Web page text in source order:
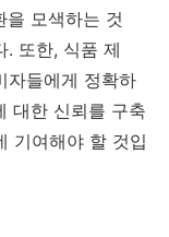
을 모색하는 것
. 또한, 식품 제
자들에게 정확하
대한 신뢰를 구축
기여해야 할 것입